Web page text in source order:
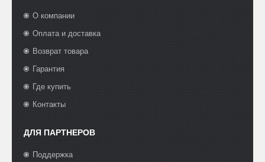
О компании
Оплата и доставка
Возврат товара
Гарантия
Где купить
Контакты
ДЛЯ ПАРТНЕРОВ
Поддержка